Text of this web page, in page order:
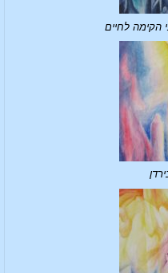
הקימה לחיים